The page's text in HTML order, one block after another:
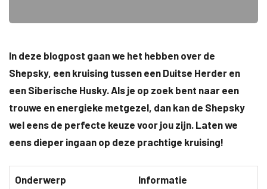
In deze blogpost gaan we het hebben over de
Shepsky, een kruising tussen een Duitse Herder en
een Siberische Husky. Als je op zoek bent naar een
trouwe en energieke metgezel, dan kan de Shepsky
wel eens de perfecte keuze voor jou zijn. Laten we
eens dieper ingaan op deze prachtige kruising!
Onderwerp Informatie